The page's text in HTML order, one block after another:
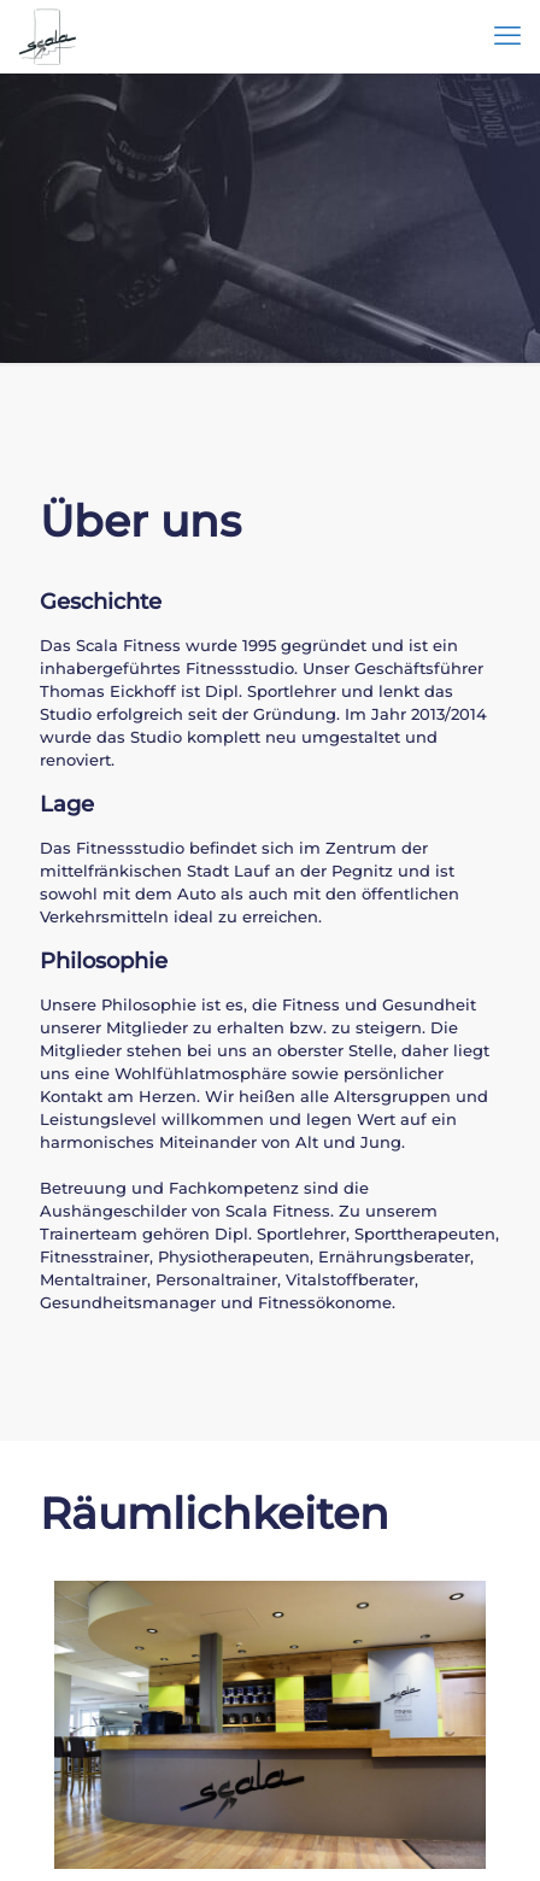
Über uns
Geschichte
Das Scala Fitness wurde 1995 gegründet und ist ein
inhabergeführtes Fitnessstudio. Unser Geschäftsführer
Thomas Eickhoff ist Dipl. Sportlehrer und lenkt das
Studio erfolgreich seit der Gründung. Im Jahr 2013/2014
wurde das Studio komplett neu umgestaltet und
renoviert.
Lage
Das Fitnessstudio befindet sich im Zentrum der
mittelfränkischen Stadt Lauf an der Pegnitz und ist
sowohl mit dem Auto als auch mit den öffentlichen
Verkehrsmitteln ideal zu erreichen.
Philosophie
Unsere Philosophie ist es, die Fitness und Gesundheit
unserer Mitglieder zu erhalten bzw. zu steigern. Die
Mitglieder stehen bei uns an oberster Stelle, daher liegt
uns eine Wohlfühlatmosphäre sowie persönlicher
Kontakt am Herzen. Wir heißen alle Altersgruppen und
Leistungslevel willkommen und legen Wert auf ein
harmonisches Miteinander von Alt und Jung.
Betreuung und Fachkompetenz sind die
Aushängeschilder von Scala Fitness. Zu unserem
Trainerteam gehören Dipl. Sportlehrer, Sporttherapeuten,
Fitnesstrainer, Physiotherapeuten, Ernährungsberater,
Mentaltrainer, Personaltrainer, Vitalstoffberater,
Gesundheitsmanager und Fitnessökonome.
Räumlichkeiten